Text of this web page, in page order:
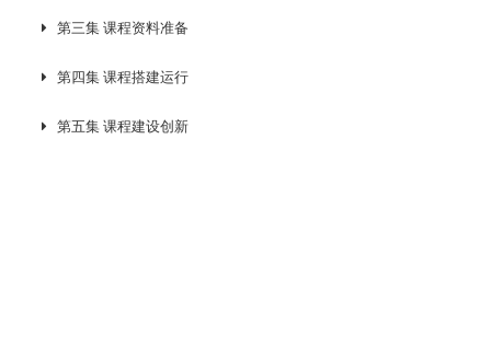
第三集 课程资料准备
第四集 课程搭建运行
第五集 课程建设创新